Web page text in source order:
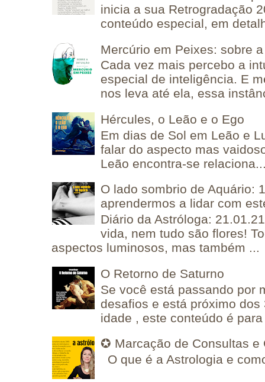
inicia a sua Retrogradação
conteúdo especial, em
Mercúrio em Peixes: sobre
Cada vez mais percebo a
especial de inteligência. E
nos leva até ela, essa
Hércules, o Leão e o Ego
Em dias de Sol em Leão e
falar do aspecto mas
Leão encontra-se
O lado sombrio de Aquário:
aprendermos a lidar com
Diário da Astróloga:
vida, nem tudo são flores!
aspectos luminosos, mas também ...
O Retorno de Saturno
Se você está passando por
desafios e está próximo
idade , este conteúdo é
✪ Marcação de Consultas e
O que é a Astrologia e